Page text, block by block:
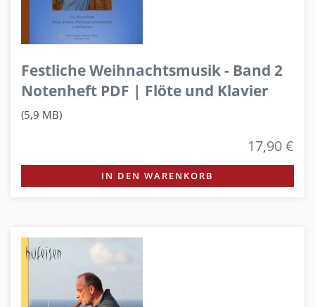
Festliche Weihnachtsmusik - Band 2
Notenheft PDF | Flöte und Klavier
(5,9 MB)
17,90 €
IN DEN WARENKORB